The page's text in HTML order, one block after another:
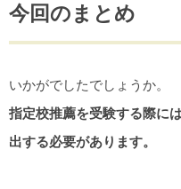
今回のまとめ
いかがでしたでしょうか。
指定校推薦を受験する際に
出する必要があります。